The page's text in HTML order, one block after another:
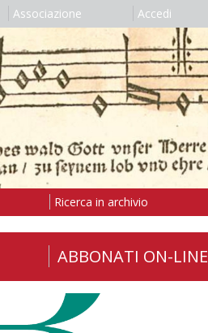
Associazione Accedi
Ricerca in archivio
ABBONATI ON-LINE